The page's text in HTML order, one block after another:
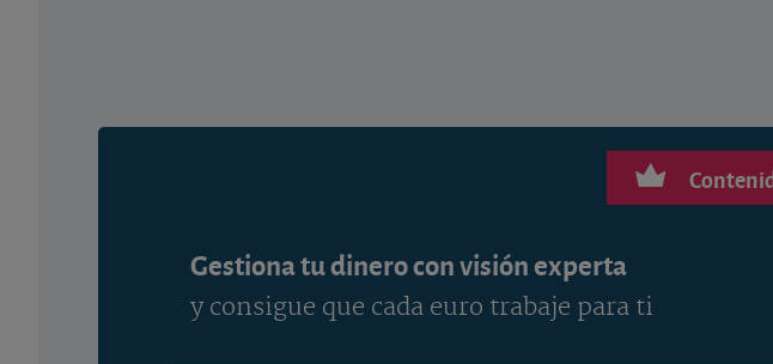
Gestiona tu dinero con visión experta
y consigue que cada euro trabaje para ti